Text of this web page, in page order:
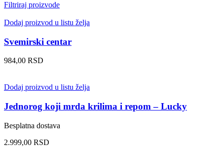
Filtriraj proizvode
Dodaj proizvod u listu želja
Svemirski centar
984,00 RSD
Dodaj proizvod u listu želja
Jednorog koji mrda krilima i repom – Lucky
Besplatna dostava
2.999,00 RSD